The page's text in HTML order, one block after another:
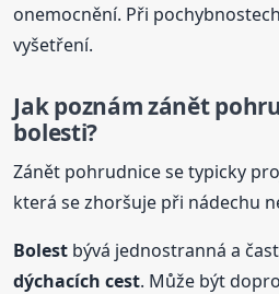
onemocnění. Při
vyšetření.
Jak poznám zánět
bolesti?
Zánět pohrudnice se typicky
která se zhoršuje při nádechu
Bolest bývá jednostranná a
dýchacích cest. Může být